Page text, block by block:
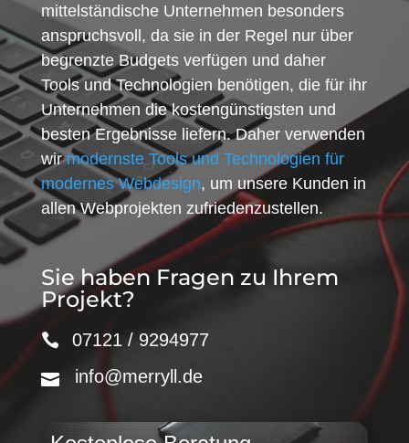
mittelständische Unternehmen besonders
anspruchsvoll, da sie in der Regel nur über
begrenzte Budgets verfügen und daher
Tools und Technologien benötigen, die für ihr
Unternehmen die kostengünstigsten und
besten Ergebnisse liefern. Daher verwenden
wirmodernste Tools und Technologien für
modernes Webdesign, um unsere Kunden in
allen Webprojekten zufriedenzustellen.
Sie haben Fragen zu Ihrem
Projekt?
07121 / 9294977
info@merryll.de